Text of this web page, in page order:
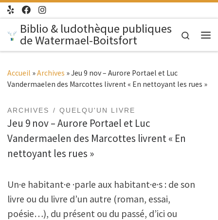
Passer au contenu
Biblio & ludothèque publiques
de Watermael-Boitsfort
Search
Accueil »Archives »Jeu 9 nov – Aurore Portael et Luc
Vandermaelen des Marcottes livrent « En nettoyant les rues »
ARCHIVES QUELQU'UN LIVRE
Jeu 9 nov – Aurore Portael et Luc
Vandermaelen des Marcottes livrent « En
nettoyant les rues »
Un·e habitant·e ·parle aux habitant·e·s : de son
livre ou du livre d’un autre (roman, essai,
poésie…), du présent ou du passé, d’ici ou